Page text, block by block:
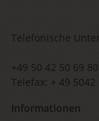
Telefonische
+49 50 42 50 69 80
Telefax: + 49 5042
Informationen